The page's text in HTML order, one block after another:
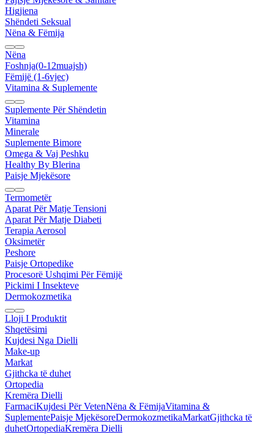
Higjiena
Shëndeti Seksual
Nëna & Fëmija
Nëna
Foshnja(0-12muajsh)
Fëmijë (1-6vjec)
Vitamina & Suplemente
Suplemente Për Shëndetin
Vitamina
Minerale
Suplemente Bimore
Omega & Vaj Peshku
Healthy By Blerina
Paisje Mjekësore
Termometër
Aparat Për Matje Tensioni
Aparat Për Matje Diabeti
Terapia Aerosol
Oksimetër
Peshore
Paisje Ortopedike
Procesorë Ushqimi Për Fëmijë
Pickimi I Insekteve
Dermokozmetika
Lloji I Produktit
Shqetësimi
Kujdesi Nga Dielli
Make-up
Markat
Gjithcka të duhet
Ortopedia
Kremëra Dielli
FarmaciKujdesi Për VetenNëna & FëmijaVitamina &
SuplementePaisje MjekësoreDermokozmetikaMarkatGjithcka të
duhetOrtopediaKremëra Dielli